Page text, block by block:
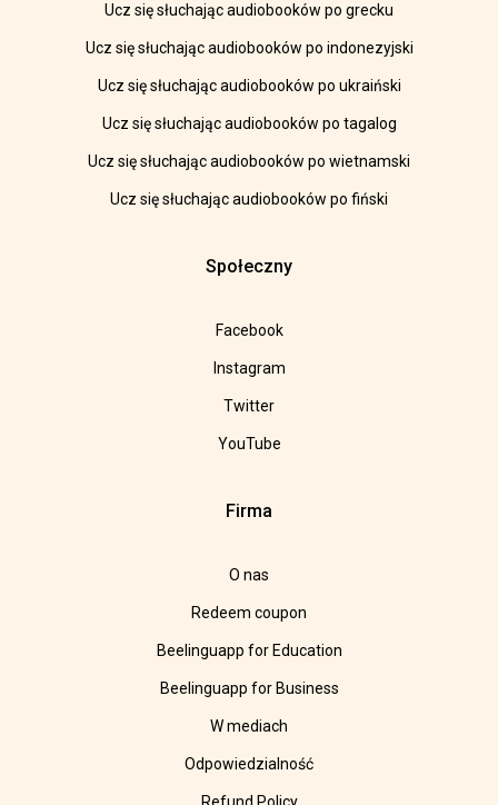
Ucz się słuchając audiobooków po grecku
Ucz się słuchając audiobooków po indonezyjski
Ucz się słuchając audiobooków po ukraiński
Ucz się słuchając audiobooków po tagalog
Ucz się słuchając audiobooków po wietnamski
Ucz się słuchając audiobooków po fiński
Społeczny
Facebook
Instagram
Twitter
YouTube
Firma
O nas
Redeem coupon
Beelinguapp for Education
Beelinguapp for Business
W mediach
Odpowiedzialność